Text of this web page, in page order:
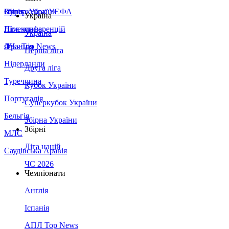
Збірна України
Італія
Німеччина
Франція
Нідерланди
Туреччина
Португалія
Бельгія
МЛС
Саудівська Аравія
Суперкубок УЄФА
Ліга конференцій
ЛЧ - Top News
Україна
Україна
Перша ліга
Друга ліга
Кубок України
Суперкубок України
Збірна України
Збірні
Ліга націй
ЧС 2026
Чемпіонати
Англія
Іспанія
АПЛ Top News